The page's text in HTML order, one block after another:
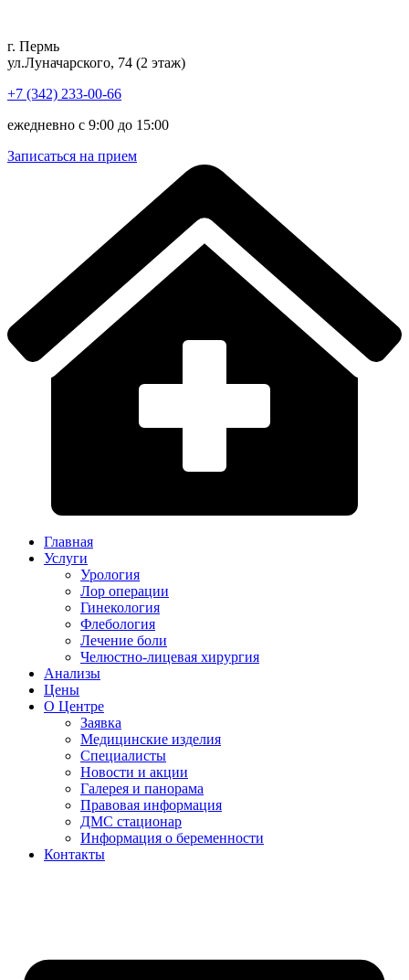
содержимому
г. Пермь
ул.Луначарского, 74 (2 этаж)
+7 (342) 233-00-66
ежедневно с 9:00 до 15:00
Записаться на прием
Главная
Услуги
Урология
Лор операции
Гинекология
Флебология
Лечение боли
Челюстно-лицевая хирургия
Анализы
Цены
О Центре
Заявка
Медицинские изделия
Специалисты
Новости и акции
Галерея и панорама
Правовая информация
ДМС стационар
Информация о беременности
Контакты